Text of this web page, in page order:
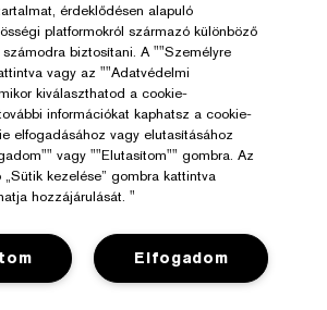
érdeklődésen alapuló
platformokról származó különböző
biztosítani. A ""Személyre
vagy az ""Adatvédelmi
kiválaszthatod a cookie-
információkat kaphatsz a cookie-
elfogadásához vagy elutasításához
vagy ""Elutasítom"" gombra. Az
kezelése” gombra kattintva
hozzájárulását. "
Elfogadom